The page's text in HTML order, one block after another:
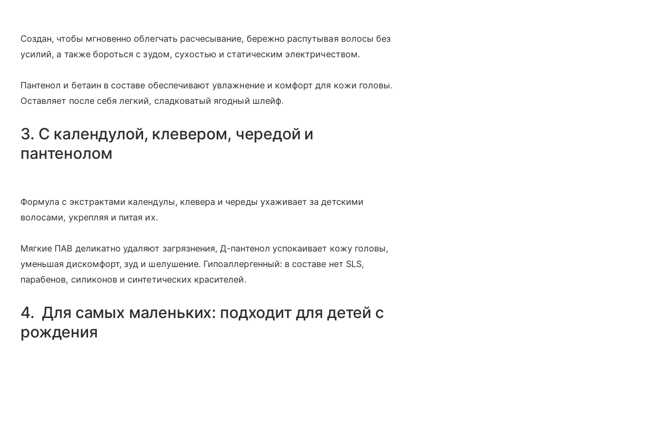
Создан, чтобы мгновенно облегчать расчесывание, бережно распутывая волосы без
усилий, а также бороться с зудом, сухостью и статическим электричеством.
Пантенол и бетаин в составе обеспечивают увлажнение и комфорт для кожи головы.
Оставляет после себя легкий, сладковатый ягодный шлейф.
3. С календулой, клевером, чередой и
пантенолом
Формула с экстрактами календулы, клевера и череды ухаживает за детскими
волосами, укрепляя и питая их.
Мягкие ПАВ деликатно удаляют загрязнения, Д-пантенол успокаивает кожу головы,
уменьшая дискомфорт, зуд и шелушение. Гипоаллергенный: в составе нет SLS,
парабенов, силиконов и синтетических красителей.
4. Для самых маленьких: подходит для детей с
рождения